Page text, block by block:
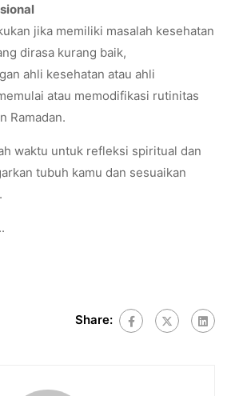
jika memiliki masalah kesehatan
dirasa kurang baik,
ahli kesehatan atau ahli
atau memodifikasi rutinitas
Ramadan.
waktu untuk refleksi spiritual dan
tubuh kamu dan sesuaikan
Share: